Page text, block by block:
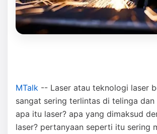
MTalk -- Laser atau teknologi laser
sangat sering terlintas di telinga dan
apa itu laser? apa yang dimaksud
laser? pertanyaan seperti itu sering